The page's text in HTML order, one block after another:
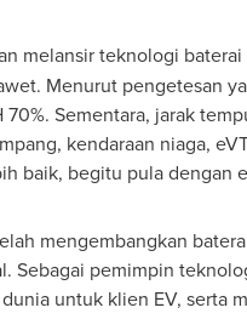
melansir teknologi baterai
Menurut pengetesan
70%. Sementara, jarak
kendaraan niaga,
baik, begitu pula dengan
mengembangkan
Sebagai pemimpin
untuk klien EV, serta